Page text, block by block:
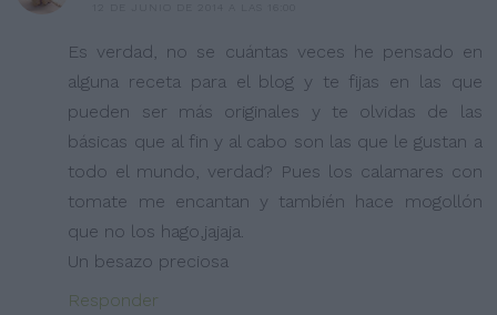
Es verdad, no se cuántas veces he pensado en
alguna receta para el blog y te fijas en las que
pueden ser más originales y te olvidas de las
básicas que al fin y al cabo son las que le gustan a
todo el mundo, verdad? Pues los calamares con
tomate me encantan y también hace mogollón
que no los hago,jajaja.
Un besazo preciosa
Responder